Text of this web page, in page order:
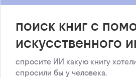
поиск книг с
искусственного
спросите ИИ какую книгу
спросили бы у человека.